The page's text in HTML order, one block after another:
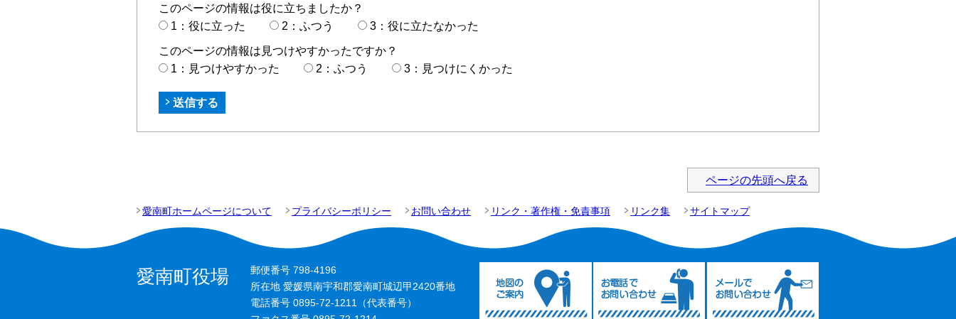
このページの情報は役に立ちましたか？
1：役に立った
2：ふつう 3：役に立たなかった
このページの情報は見つけやすかったですか？
1：見つけやすかった
2：ふつう 3：見つけにくかった
ページの先頭へ戻る
愛南町ホームページについて プライバシーポリシー お問い合わせ リンク・著作権・免責事項 リンク集 サイトマップ
愛南町役場
郵便番号 798-4196
所在地 愛媛県南宇和郡愛南町城辺甲2420番地
電話番号 0895-72-1211（代表番号）